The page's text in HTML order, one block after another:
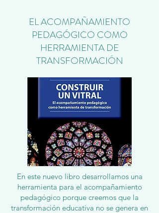
EL ACOMPAÑAMIENTO
PEDAGÓGICO COMO
HERRAMIENTA DE
TRANSFORMACIÓN
En este nuevo libro desarrollamos una
herramienta para el acompañamiento
pedagógico porque creemos que la
transformación educativa no se genera en